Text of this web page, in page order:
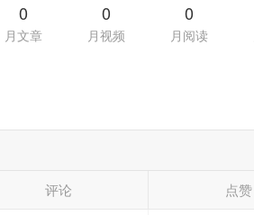
0
月文章
0
月视频
0
月阅读
评论 点赞